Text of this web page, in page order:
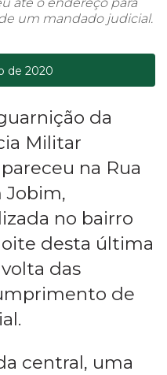
um mandado judicial.
de 2020
da
Militar
na Rua
Jobim,
no bairro
desta última
das
de
central, uma